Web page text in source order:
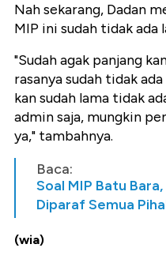
Nah sekarang, Dadan
MIP ini sudah tidak ada
"Sudah agak panjang
rasanya sudah tidak
kan sudah lama tidak
admin saja, mungkin
ya," tambahnya.
Baca:
Soal MIP Batu
Diparaf Semua
(wia)